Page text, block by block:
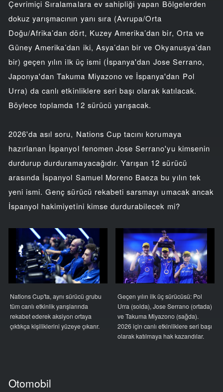
Çevrimiçi Sıralamalara ev sahipliği yapan Bölgelerden
dokuz yarışmacının yanı sıra (Avrupa/Orta
Doğu/Afrika’dan dört, Kuzey Amerika’dan bir, Orta ve
Güney Amerika’dan iki, Asya’dan bir ve Okyanusya’dan
bir) geçen yılın ilk üç ismi (İspanya'dan Jose Serrano,
Japonya'dan Takuma Miyazono ve İspanya'dan Pol
Urra) da canlı etkinliklere seri başı olarak katılacak.
Böylece toplamda 12 sürücü yarışacak.
2026'da asıl soru, Nations Cup tacını korumaya
hazırlanan İspanyol fenomen Jose Serrano'yu kimsenin
durdurup durduramayacağıdır. Yarışan 12 sürücü
arasında İspanyol Samuel Moreno Baeza bu yılın tek
yeni ismi. Genç sürücü rekabeti sarsmayı umacak ancak
İspanyol hakimiyetini kimse durdurabilecek mi?
Nations Cup'ta, aynı sürücü grubu
tüm canlı etkinlik yarışlarında
rekabet ederek aksiyon ortaya
çıktıkça kişiliklerini yüzeye çıkarır.
Geçen yılın ilk üç sürücüsü: Pol
Urra (solda), Jose Serrano (ortada)
ve Takuma Miyazono (sağda).
2026 için canlı etkinliklere seri başı
olarak katılmaya hak kazandılar.
Otomobil